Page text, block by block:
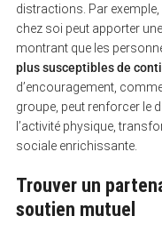
distractions. Par
chez soi peut apporter
montrant que les
plus susceptibles de
d’encouragement,
groupe, peut renforcer le
l’activité physique,
sociale enrichissante.
Trouver un
soutien mutuel